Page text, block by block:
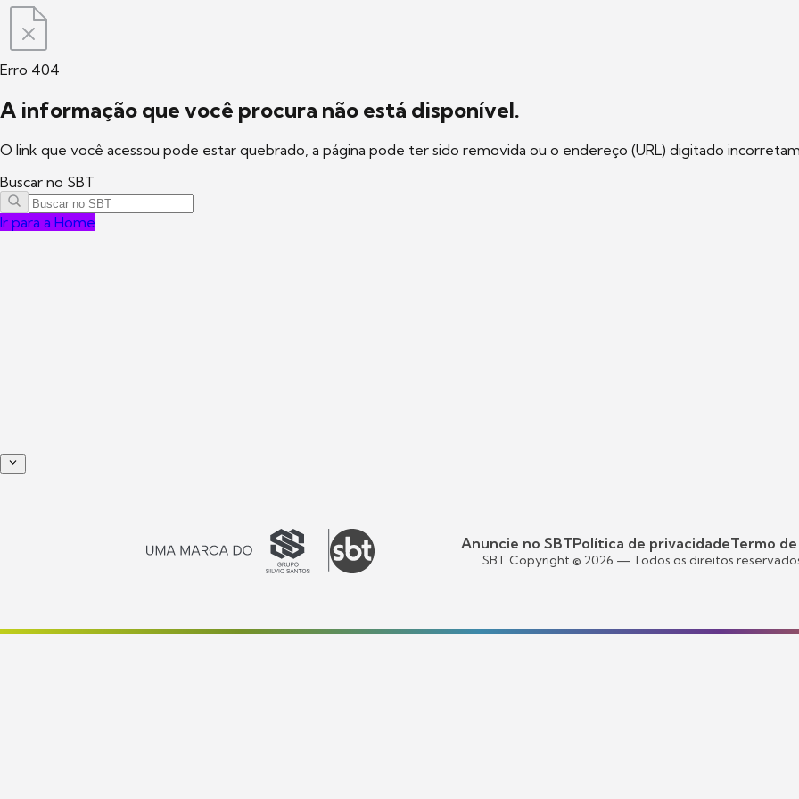
Erro 404
A informação que você procura não está disponível.
O link que você acessou pode estar quebrado, a página pode ter sido removida ou o endereço (URL) digitado
Buscar no SBT
Ir para a Home
Anuncie no SBTPolítica de privacidadeTermo de
SBT Copyright © 2026 — Todos os direitos